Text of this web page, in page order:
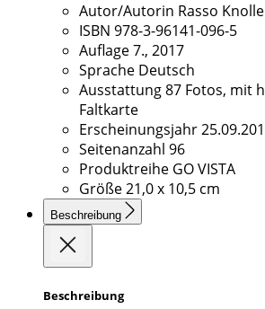
Autor/Autorin Rasso
ISBN 978-3-96141-096-5
Auflage7., 2017
Sprache Deutsch
Ausstattung87 Fotos, mit
Faltkarte
Erscheinungsjahr
Seitenanzahl 96
Produktreihe GO VISTA
Größe21,0 x 10,5 cm
Beschreibung
Beschreibung